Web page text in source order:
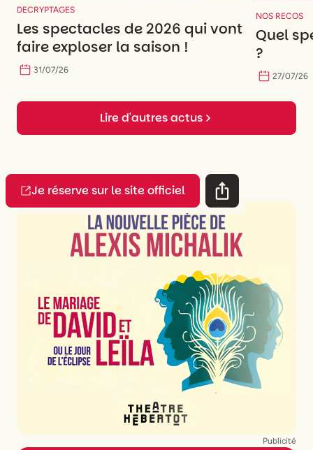
DECRYPTAGES
Les spectacles de 2026 qui vont
faire exploser la saison !
31/07/26
NOS RECOS
Quel
?
27/07/26
Lire d'autres actus
Je réserve sur le site officiel
Publicité